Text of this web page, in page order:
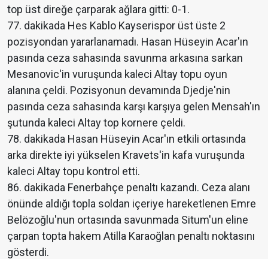
top üst direğe çarparak ağlara gitti: 0-1.
77. dakikada Hes Kablo Kayserispor üst üste 2
pozisyondan yararlanamadı. Hasan Hüseyin Acar'ın
pasında ceza sahasında savunma arkasına sarkan
Mesanovic'in vuruşunda kaleci Altay topu oyun
alanına çeldi. Pozisyonun devamında Djedje'nin
pasında ceza sahasında karşı karşıya gelen Mensah'ın
şutunda kaleci Altay top kornere çeldi.
78. dakikada Hasan Hüseyin Acar'ın etkili ortasında
arka direkte iyi yükselen Kravets'in kafa vuruşunda
kaleci Altay topu kontrol etti.
86. dakikada Fenerbahçe penaltı kazandı. Ceza alanı
önünde aldığı topla soldan içeriye hareketlenen Emre
Belözoğlu'nun ortasında savunmada Situm'un eline
çarpan topta hakem Atilla Karaoğlan penaltı noktasını
gösterdi.